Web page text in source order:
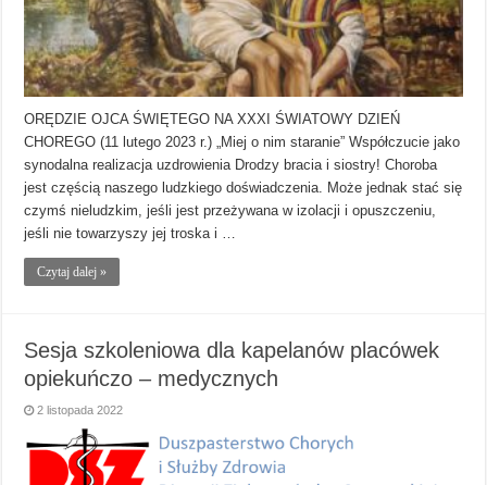
ORĘDZIE OJCA ŚWIĘTEGO NA XXXI ŚWIATOWY DZIEŃ
CHOREGO (11 lutego 2023 r.) „Miej o nim staranie” Współczucie jako
synodalna realizacja uzdrowienia Drodzy bracia i siostry! Choroba
jest częścią naszego ludzkiego doświadczenia. Może jednak stać się
czymś nieludzkim, jeśli jest przeżywana w izolacji i opuszczeniu,
jeśli nie towarzyszy jej troska i …
Czytaj dalej »
Sesja szkoleniowa dla kapelanów placówek
opiekuńczo – medycznych
2 listopada 2022